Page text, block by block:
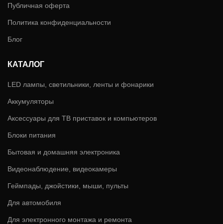
Публичная оферта
Политика конфиденциальности
Блог
КАТАЛОГ
LED лампы, светильники, ленты и фонарики
Аккумуляторы
Аксессуары для ТВ приставок и компьютеров
Блоки питания
Бытовая и домашняя электроника
Видеонаблюдение, видеокамеры
Геймпады, джойстики, мыши, пульты
Для автомобиля
Для электронного монтажа и ремонта